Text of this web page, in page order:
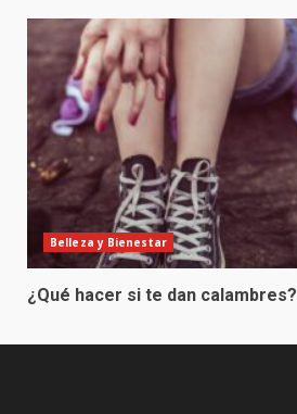
Belleza y Bienestar
¿Qué hacer si te dan calambres?